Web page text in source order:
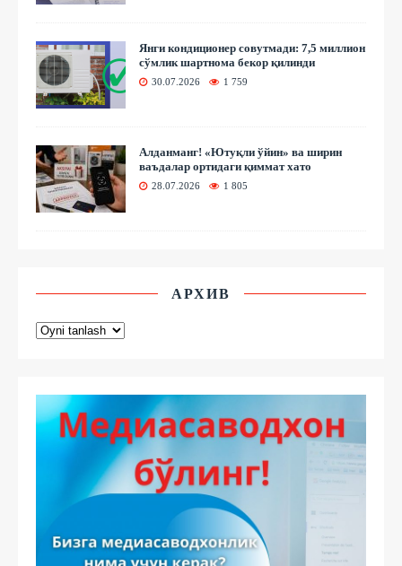
Янги кондиционер совутмади: 7,5 миллион
сўмлик шартнома бекор қилинди
30.07.2026 1 759
Алданманг! «Ютуқли ўйин» ва ширин
ваъдалар ортидаги қиммат хато
28.07.2026 1 805
АРХИВ